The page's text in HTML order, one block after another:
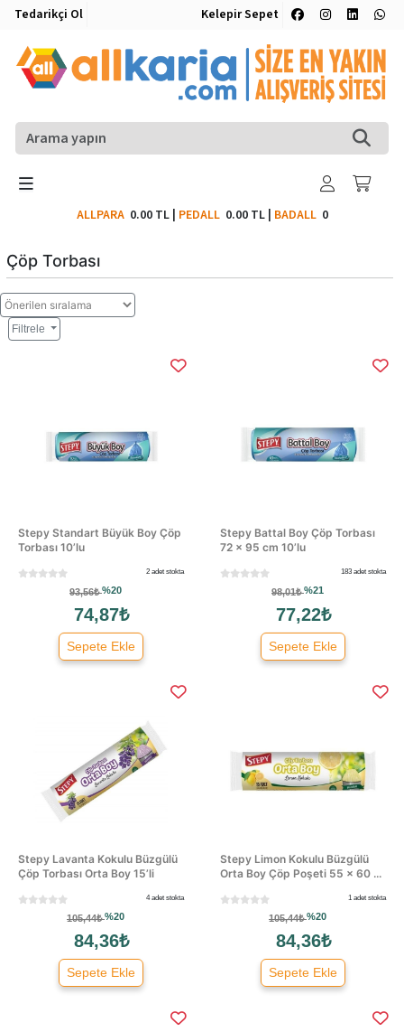
Tedarikçi Ol Kelepir Sepet
ALLPARA 0.00 TL| PEDALL 0.00 TL| BADALL0
Çöp Torbası
Filtrele
Stepy Standart Büyük Boy Çöp
Torbası 10’lu
2 adet stokta
93,56₺%20
74,87₺
Sepete Ekle
Stepy Battal Boy Çöp Torbası
72 × 95 cm 10’lu
183 adet stokta
98,01₺%21
77,22₺
Sepete Ekle
Stepy Lavanta Kokulu Büzgülü
Çöp Torbası Orta Boy 15’li
4 adet stokta
105,44₺%20
84,36₺
Sepete Ekle
Stepy Limon Kokulu Büzgülü
Orta Boy Çöp Poşeti 55 × 60 ...
1 adet stokta
105,44₺%20
84,36₺
Sepete Ekle